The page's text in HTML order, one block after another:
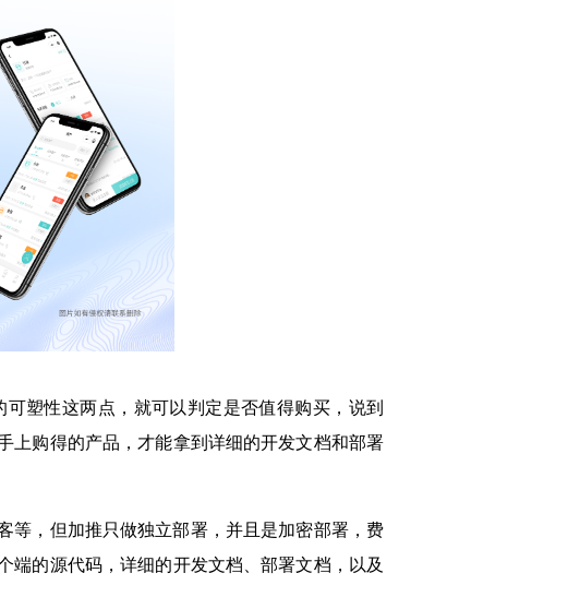
塑性这两点，就可以判定是否值得购买，说到
上购得的产品，才能拿到详细的开发文档和部署
等，但加推只做独立部署，并且是加密部署，费
端的源代码，详细的开发文档、部署文档，以及